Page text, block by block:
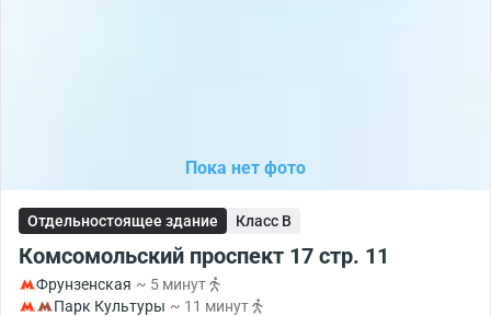
Пока нет фото
Отдельностоящее здание Класс B
Комсомольский проспект 17 стр. 11
Фрунзенская ~ 5 минут
Парк Культуры ~ 11 минут